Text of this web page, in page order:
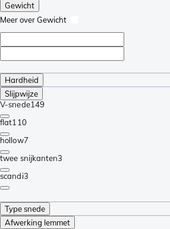
Gewicht
Meer over Gewicht
Hardheid
Slijpwijze
V-snede149
flat110
hollow7
twee snijkanten3
scandi3
Type snede
Afwerking lemmet